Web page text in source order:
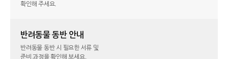
확인해 주세요.
반려동물 동반 안내
반려동물 동반 시 필요한 서류 및
준비 과정을 확인해 보세요.